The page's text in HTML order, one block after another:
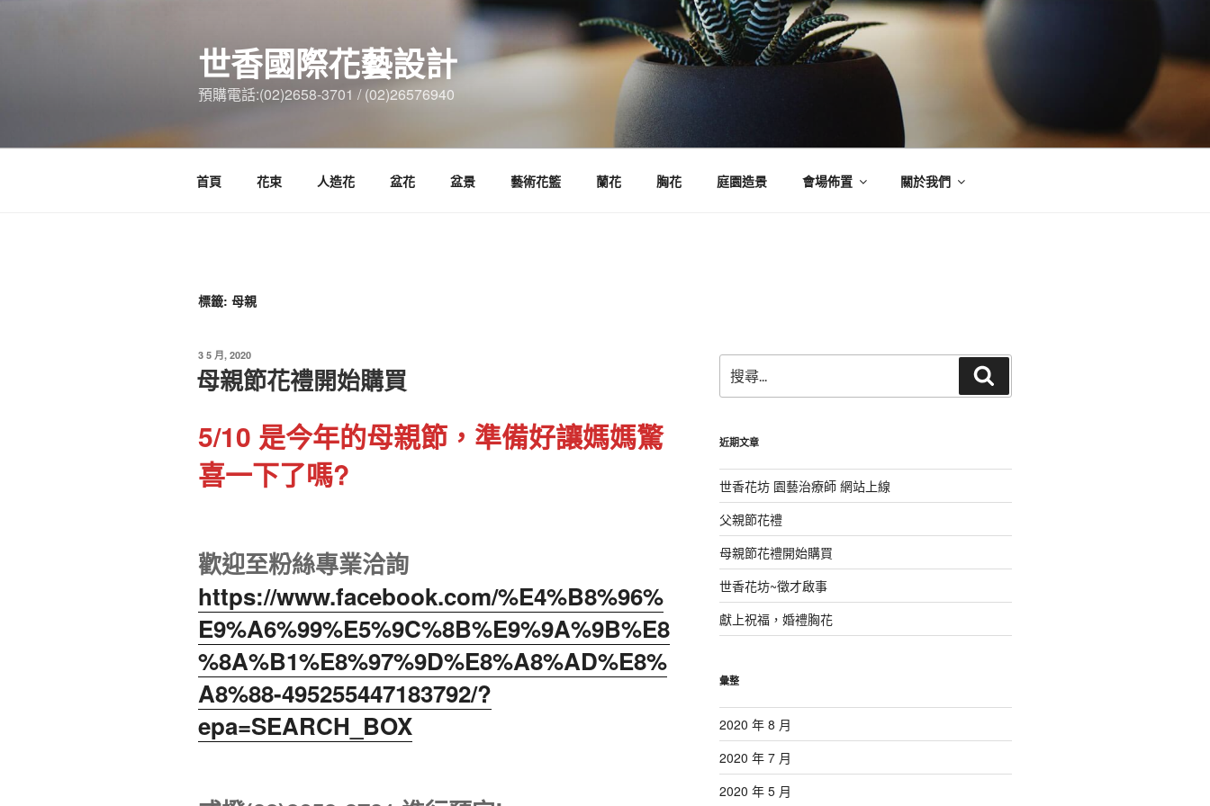
世香國際花藝設計
預購電話:(02)2658-3701 / (02)26576940
首頁 花束 人造花 盆花 盆景 藝術花籃 蘭花 胸花 庭園造景 會場佈置 關於我們
標籤: 母親
發
佈
於
3 5 月, 2020
母親節花禮開始購買
5/10 是今年的母親節，準備好讓媽媽驚
喜一下了嗎?
歡迎至粉絲專業洽詢
https://www.facebook.com/%E4%B8%96%
E9%A6%99%E5%9C%8B%E9%9A%9B%E8
%8A%B1%E8%97%9D%E8%A8%AD%E8%
A8%88-495255447183792/?
epa=SEARCH_BOX
尋
關
字:
尋
近期文章
世香花坊 園藝治療師 網站上線
父親節花禮
母親節花禮開始購買
世香花坊~徵才啟事
獻上祝福，婚禮胸花
彙整
2020 年 8 月
2020 年 7 月
2020 年 5 月